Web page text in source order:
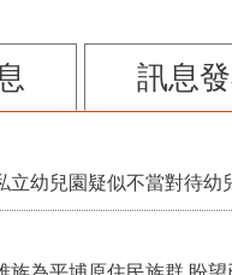
訊息
立幼兒園疑似不當對待幼